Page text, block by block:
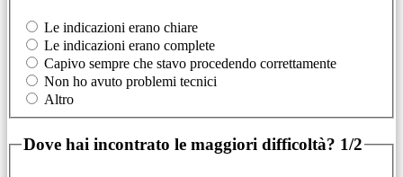
Le indicazioni erano chiare
Le indicazioni erano complete
Capivo sempre che stavo procedendo correttamente
Non ho avuto problemi tecnici
Altro
Dove hai incontrato le maggiori difficoltà? 1/2